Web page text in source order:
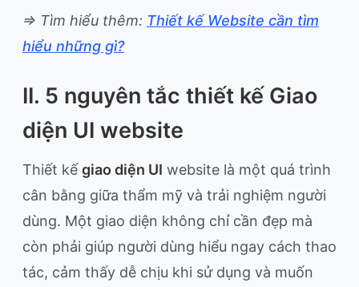
=> Tìm hiểu thêm: Thiết kế Website cần tìm
hiểu những gì?
II. 5 nguyên tắc thiết kế Giao
diện UI website
Thiết kế giao diện UI website là một quá trình
cân bằng giữa thẩm mỹ và trải nghiệm người
dùng. Một giao diện không chỉ cần đẹp mà
còn phải giúp người dùng hiểu ngay cách thao
tác, cảm thấy dễ chịu khi sử dụng và muốn